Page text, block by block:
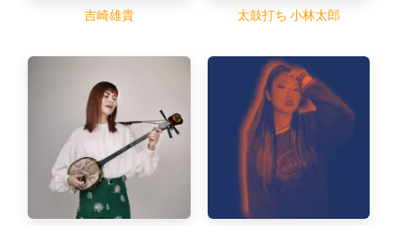
吉崎雄貴 太鼓打ち 小林太郎